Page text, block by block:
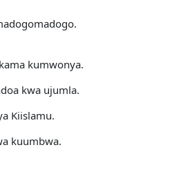
kumwonya.
kwa ujumla.
Kiislamu.
kuumbwa.